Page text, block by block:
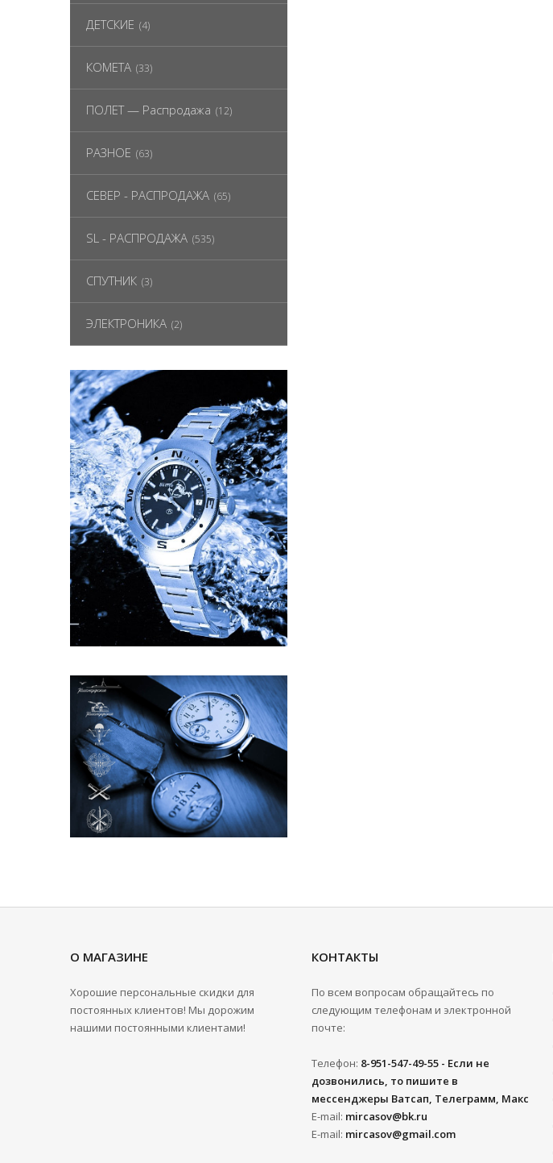
ДЕТСКИЕ (4)
КОМЕТА (33)
ПОЛЕТ — Распродажа (12)
РАЗНОЕ (63)
СЕВЕР - РАСПРОДАЖА (65)
SL - РАСПРОДАЖА (535)
СПУТНИК (3)
ЭЛЕКТРОНИКА (2)
О МАГАЗИНЕ
Хорошие персональные скидки для
постоянных клиентов! Мы дорожим
нашими постоянными клиентами!
КОНТАКТЫ
По всем вопросам обращайтесь по
следующим телефонам и электронной
почте:
Телефон: 8-951-547-49-55 - Если не
дозвонились, то пишите в
мессенджеры Ватсап, Телеграмм, Макс
E-mail: mircasov@bk.ru
E-mail: mircasov@gmail.com